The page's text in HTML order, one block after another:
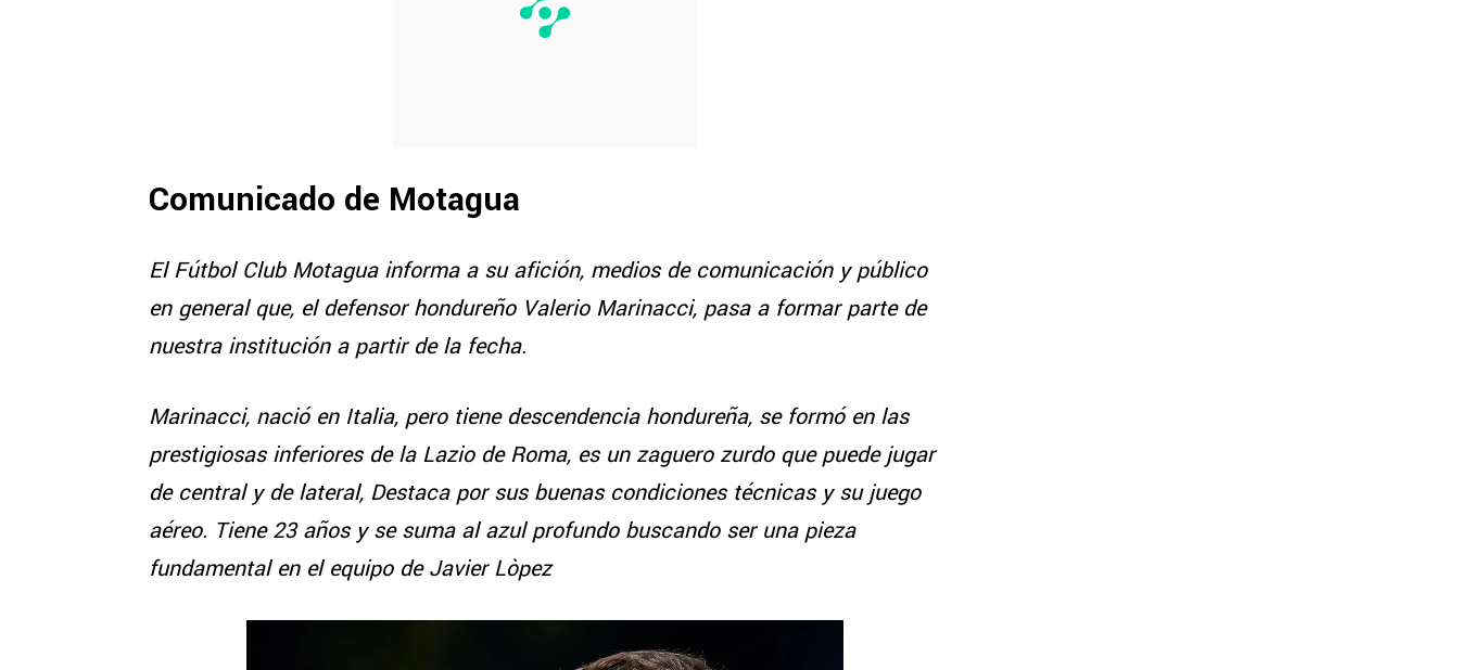
Comunicado de Motagua
El Fútbol Club Motagua informa a su afición, medios de comunicación y público
en general que, el defensor hondureño Valerio Marinacci, pasa a formar parte de
nuestra institución a partir de la fecha.
Marinacci, nació en Italia, pero tiene descendencia hondureña, se formó en las
prestigiosas inferiores de la Lazio de Roma, es un zaguero zurdo que puede jugar
de central y de lateral, Destaca por sus buenas condiciones técnicas y su juego
aéreo. Tiene 23 años y se suma al azul profundo buscando ser una pieza
fundamental en el equipo de Javier Lòpez